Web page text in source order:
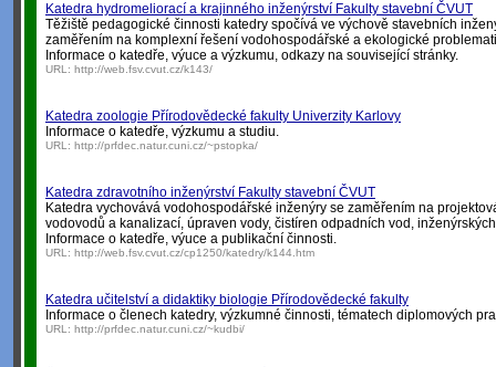
Katedra hydromeliorací a krajinného inženýrství Fakulty stavební ČVUT
Těžiště pedagogické činnosti katedry spočívá ve výchově stavebních
zaměřením na komplexní řešení vodohospodářské a ekologické
Informace o katedře, výuce a výzkumu, odkazy na související stránky.
URL: http://web.fsv.cvut.cz/k143/
Katedra zoologie Přírodovědecké fakulty Univerzity Karlovy
Informace o katedře, výzkumu a studiu.
URL: http://prfdec.natur.cuni.cz/~pstopka/
Katedra zdravotního inženýrství Fakulty stavební ČVUT
Katedra vychovává vodohospodářské inženýry se zaměřením na
vodovodů a kanalizací, úpraven vody, čistíren odpadních vod,
Informace o katedře, výuce a publikační činnosti.
URL: http://web.fsv.cvut.cz/cp1250/katedry/k144.htm
Katedra učitelství a didaktiky biologie Přírodovědecké fakulty
Informace o členech katedry, výzkumné činnosti, tématech diplomových
URL: http://prfdec.natur.cuni.cz/~kudbi/